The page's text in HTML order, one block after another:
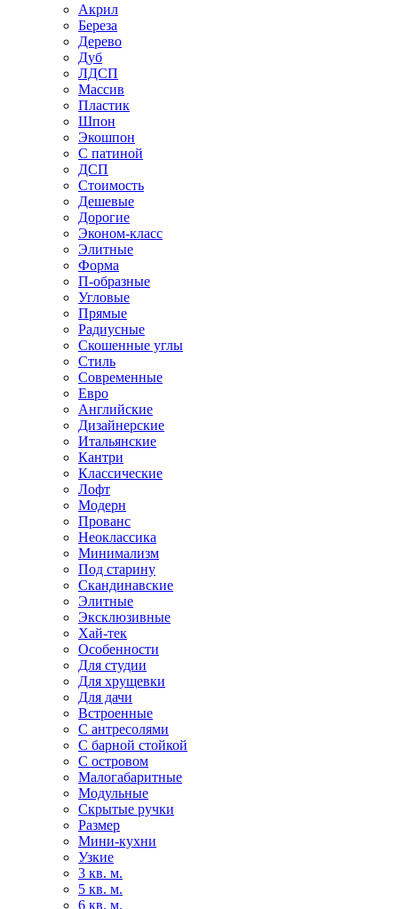
Акрил
Береза
Дерево
Дуб
ЛДСП
Массив
Пластик
Шпон
Экошпон
С патиной
ДСП
Стоимость
Дешевые
Дорогие
Эконом-класс
Элитные
Форма
П-образные
Угловые
Прямые
Радиусные
Скошенные углы
Стиль
Современные
Евро
Английские
Дизайнерские
Итальянские
Кантри
Классические
Лофт
Модерн
Прованс
Неоклассика
Минимализм
Под старину
Скандинавские
Элитные
Эксклюзивные
Хай-тек
Особенности
Для студии
Для хрущевки
Для дачи
Встроенные
С антресолями
С барной стойкой
С островом
Малогабаритные
Модульные
Скрытые ручки
Размер
Мини-кухни
Узкие
3 кв. м.
5 кв. м.
6 кв. м.